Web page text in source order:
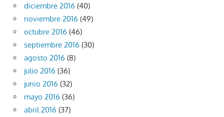
diciembre 2016 (40)
noviembre 2016 (49)
octubre 2016 (46)
septiembre 2016 (30)
agosto 2016 (8)
julio 2016 (36)
junio 2016 (32)
mayo 2016 (36)
abril 2016 (37)